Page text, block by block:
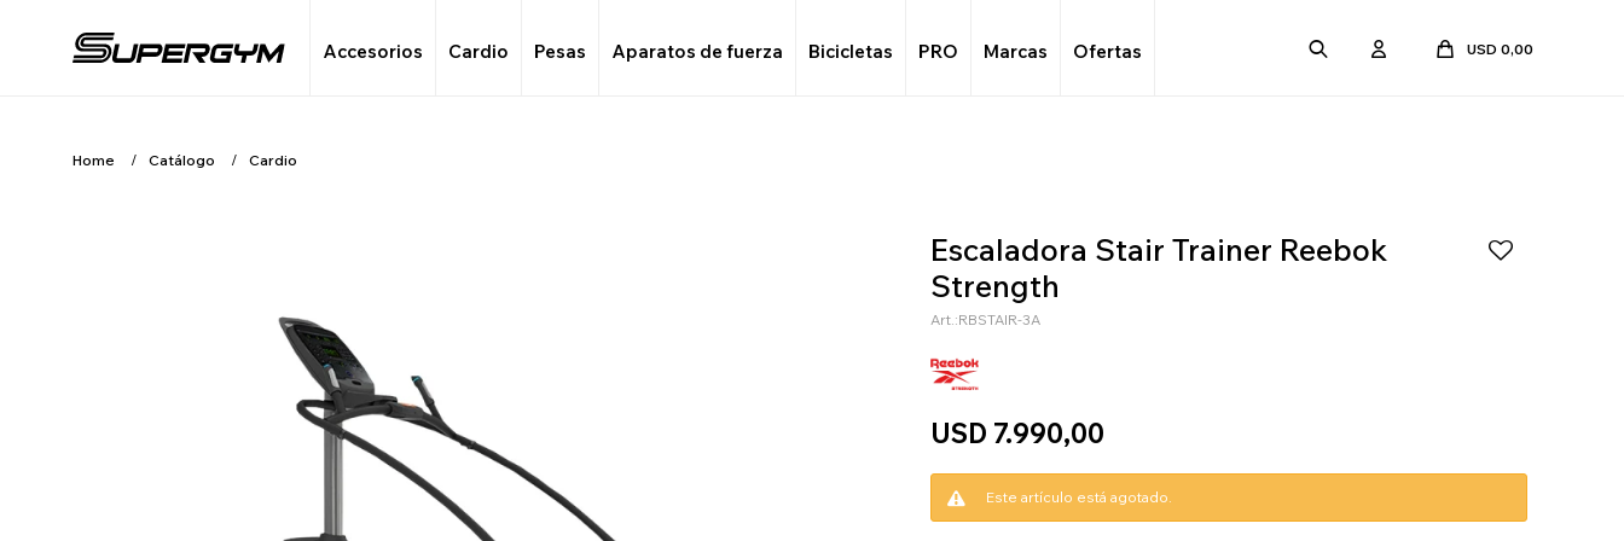
Accesorios Cardio Pesas Aparatos de fuerza Bicicletas PRO Marcas Ofertas USD 0,00
Home Catálogo Cardio
Escaladora Stair Trainer Reebok
Strength
RBSTAIR-3A
USD 7.990,00
Este artículo está agotado.